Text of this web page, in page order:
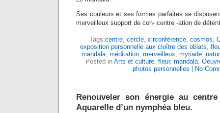
Ses couleurs et ses formes parfaites se
merveilleux support de con- centre -ation de
Tags:centre, cercle, circonférence, cosmos,
exposition personnelle aux cloître des oblats,
mandala, méditation, merveilleux, myriade,
Posted in Arts et culture, fleur, mandala,
photos personnelles
No
Renouveler son énergie au
Aquarelle d’un nymphéa bleu.